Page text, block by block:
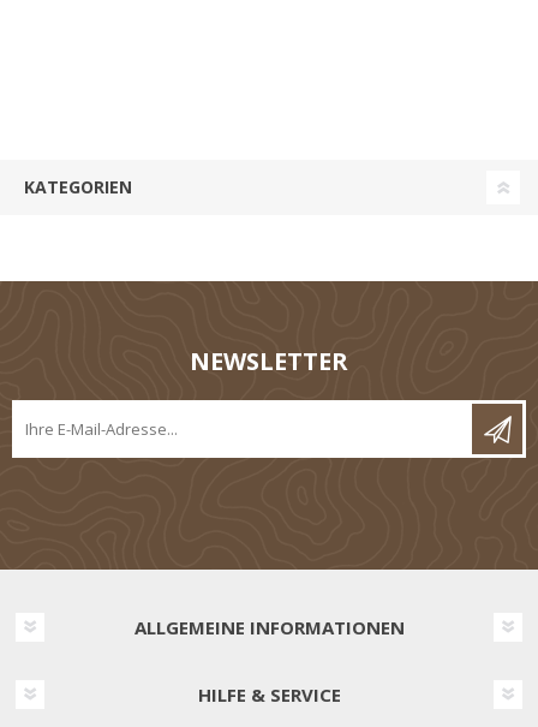
KATEGORIEN
NEWSLETTER
ALLGEMEINE INFORMATIONEN
HILFE & SERVICE